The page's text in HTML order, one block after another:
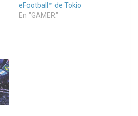
eFootball™ de Tokio
En "GAMER"